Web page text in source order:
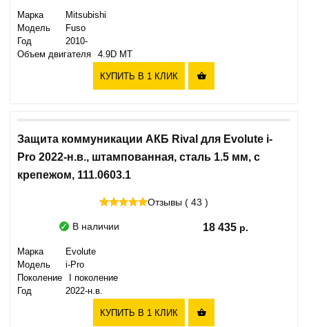
Марка
Mitsubishi
Модель
Fuso
Год
2010-
Объем двигателя
4.9D MT
КУПИТЬ В 1 КЛИК 
Защита коммуникации АКБ Rival для Evolute i-
Pro 2022-н.в., штампованная, сталь 1.5 мм, с
крепежом, 111.0603.1
Отзывы ( 43 )
В наличии 18 435
Марка
Evolute
Модель
i-Pro
Поколение
I поколение
Год
2022-н.в.
КУПИТЬ В 1 КЛИК 